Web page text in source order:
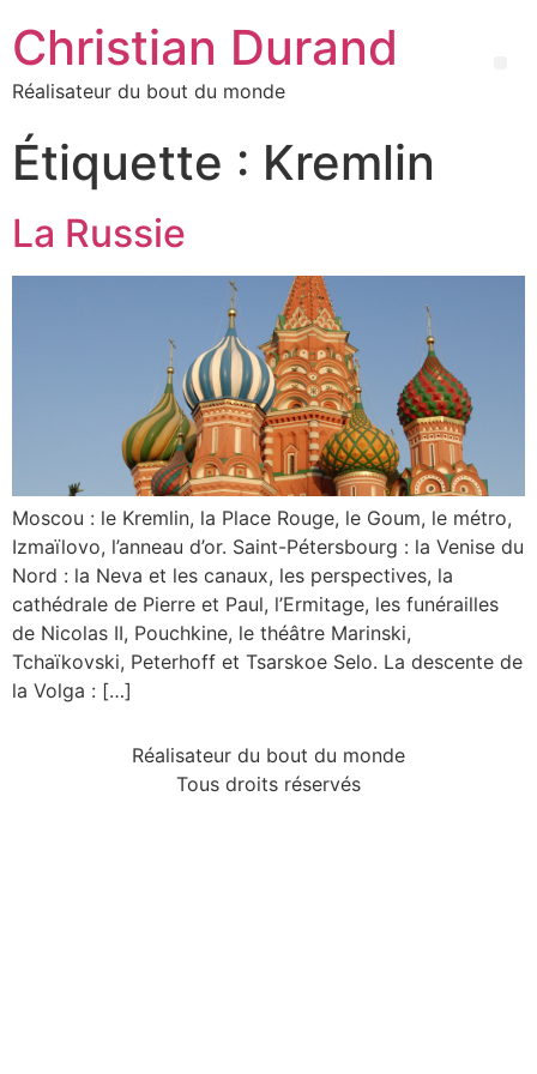
Christian Durand
Réalisateur du bout du monde
Étiquette : Kremlin
La Russie
Moscou : le Kremlin, la Place Rouge, le Goum, le métro,
Izmaïlovo, l’anneau d’or. Saint-Pétersbourg : la Venise du
Nord : la Neva et les canaux, les perspectives, la
cathédrale de Pierre et Paul, l’Ermitage, les funérailles
de Nicolas II, Pouchkine, le théâtre Marinski,
Tchaïkovski, Peterhoff et Tsarskoe Selo. La descente de
la Volga : […]
Réalisateur du bout du monde
Tous droits réservés